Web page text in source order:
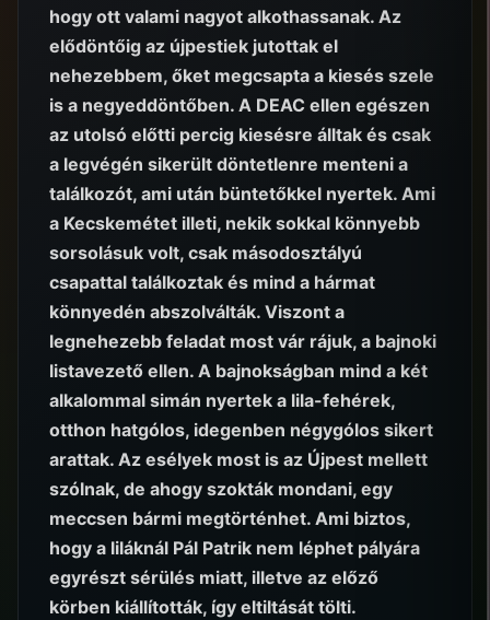
hogy ott valami nagyot alkothassanak. Az
elődöntőig az újpestiek jutottak el
nehezebbem, őket megcsapta a kiesés szele
is a negyeddöntőben. A DEAC ellen egészen
az utolsó előtti percig kiesésre álltak és csak
a legvégén sikerült döntetlenre menteni a
találkozót, ami után büntetőkkel nyertek. Ami
a Kecskemétet illeti, nekik sokkal könnyebb
sorsolásuk volt, csak másodosztályú
csapattal találkoztak és mind a hármat
könnyedén abszolválták. Viszont a
legnehezebb feladat most vár rájuk, a bajnoki
listavezető ellen. A bajnokságban mind a két
alkalommal simán nyertek a lila-fehérek,
otthon hatgólos, idegenben négygólos sikert
arattak. Az esélyek most is az Újpest mellett
szólnak, de ahogy szokták mondani, egy
meccsen bármi megtörténhet. Ami biztos,
hogy a liláknál Pál Patrik nem léphet pályára
egyrészt sérülés miatt, illetve az előző
körben kiállították, így eltiltását tölti.